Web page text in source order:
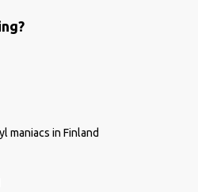
maniacs in Finland